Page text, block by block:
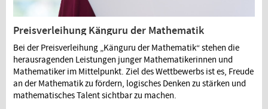
Preisverleihung Känguru der Mathematik
Bei der Preisverleihung „Känguru der Mathematik“ stehen die
herausragenden Leistungen junger Mathematikerinnen und
Mathematiker im Mittelpunkt. Ziel des Wettbewerbs ist es, Freude
an der Mathematik zu fördern, logisches Denken zu stärken und
mathematisches Talent sichtbar zu machen.